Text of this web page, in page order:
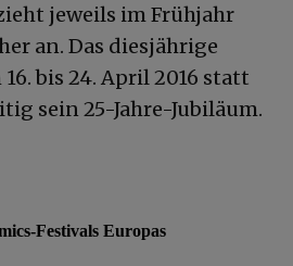
jeweils im Frühjahr
an. Das diesjährige
bis 24. April 2016 statt
sein 25-Jahre-Jubiläum.
Festivals Europas